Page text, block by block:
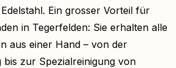
Ein grosser Vorteil für
in Tegerfelden: Sie erhalten alle
aus einer Hand – von der
bis zur Spezialreinigung von